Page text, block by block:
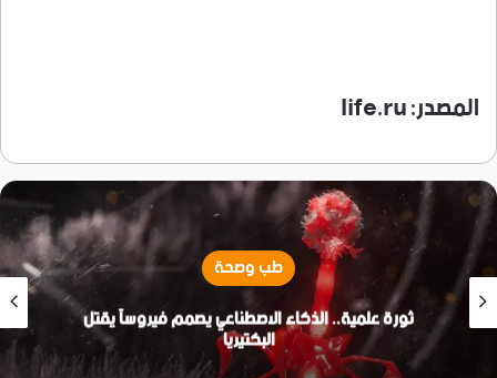
المصدر: life.ru
طب وصحة
ثورة علمية.. الذكاء الاصطناعي يصمم فيروساً يقتل
البكتيريا